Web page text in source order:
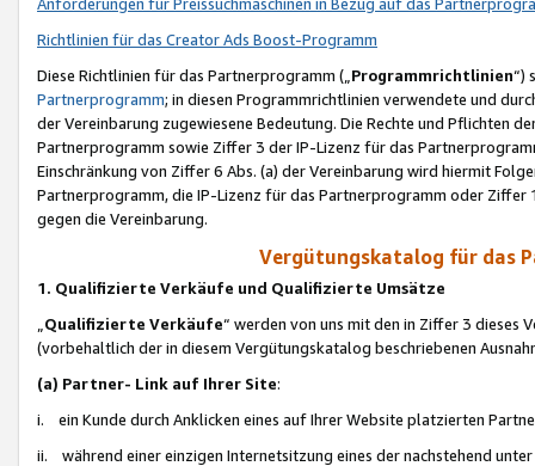
Anforderungen für Preissuchmaschinen in Bezug auf das
Richtlinien für das Creator Ads Boost-Programm
Diese Richtlinien für das Partnerprogramm („Programmrichtlinien“)
Partnerprogramm; in diesen Programmrichtlinien verwendete und
der Vereinbarung zugewiesene Bedeutung. Die Rechte und Pflichten
Partnerprogramm sowie Ziffer 3 der IP-Lizenz für das
Einschränkung von Ziffer 6 Abs. (a) der Vereinbarung wird hiermit
Partnerprogramm, die IP-Lizenz für das Partnerprogramm oder
gegen die Vereinbarung.
Vergütungskatalog für das
1. Qualifizierte Verkäufe und Qualifizierte Umsätze
Qualifizierte Verkäufe“ werden von uns mit den in Ziffer 3
(vorbehaltlich der in diesem Vergütungskatalog beschriebenen
(a) Partner- Link auf Ihrer Site:
i. ein Kunde durch Anklicken eines auf Ihrer Website platzierten
ii. während einer einzigen Internetsitzung eines der nachstehend